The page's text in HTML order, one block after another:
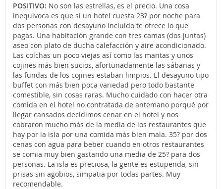
POSITIVO: No son las estrellas, es el precio. Una cosa
inequivoca es que si un hotel cuesta 23? por noche para
dos personas con desayuno incluido te ofrece lo que
pagas. Una habitación grande con tres camas (dos juntas)
aseo con plato de ducha calefacción y aire acondicionado.
Las colchas un poco viejas así como las mantas y unos
cojines más bien sucios, afortunadamente las sábanas y
las fundas de los cojines estaban limpios. El desayuno tipo
buffet con más bien poca variedad pero todo bastante
comestible, sin cosas raras. Mucho cuidado con hacer otra
comida en el hotel no contratada de antemano porqué por
llegar cansados decidimos cenar en el hotel y nos
cobraron mucho más de la media de los restaurantes que
hay por la isla por una comida más bien mala. 35? por dos
cenas con agua para beber cuando en otros restaurantes
se comia muy bien gastando una media de 25? para dos
personas. La isla es preciosa, la gente es estupenda, sin
prisas sin agobios, simpatia por todas partes. Muy
recomendable.